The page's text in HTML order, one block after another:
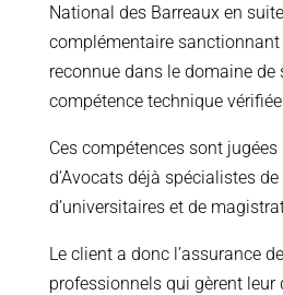
National des Barreaux en
complémentaire
reconnue dans le domaine de
compétence technique
Ces compétences sont
d’Avocats déjà spécialistes
d’universitaires et de
Le client a donc l’assurance
professionnels qui gèrent leur